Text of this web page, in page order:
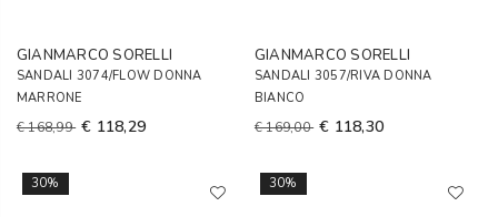
GIANMARCO SORELLI
SANDALI 3074/FLOW DONNA
MARRONE
€ 168,99 € 118,29
GIANMARCO SORELLI
SANDALI 3057/RIVA DONNA
BIANCO
€ 169,00 € 118,30
30% 30%